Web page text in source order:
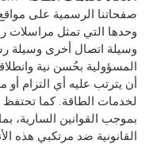
صفحاتنا الرسمية على
وحدها التي تمثل مراسلات
وسيلة اتصال أخرى وسيلة
المسؤولية بحُسن نية
أن يترتب عليه أي التزام أو
لخدمات الطاقة. كما تحتفظ
بموجب القوانين السارية،
القانونية ضد مرتكبي هذه